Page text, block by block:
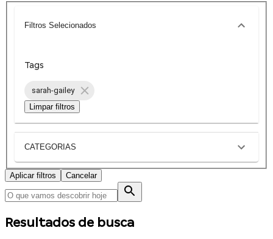
Filtros Selecionados
Tags
sarah-gailey
Limpar filtros
CATEGORIAS
Aplicar filtros Cancelar
Resultados de busca